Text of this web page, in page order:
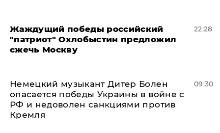
Жаждущий победы российский
"патриот" Охлобыстин предложил
сжечь Москву
22:28
Немецкий музыкант Дитер Болен
опасается победы Украины в войне с
РФ и недоволен санкциями против
Кремля
09:30